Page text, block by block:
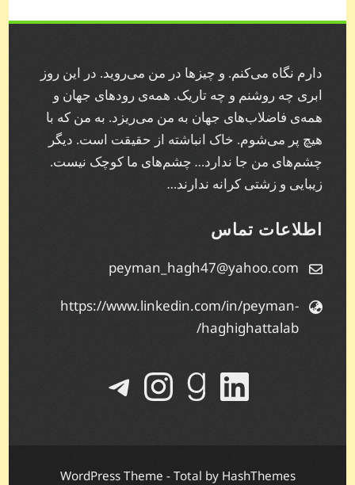
دارم نگاه می‌کنم. و چیز‌ها در من می‌روید. در این روز
ابری چه روشنم و چه تاریک. همه‌ی رودهای جهان و
همه‌ی فاضلاب‌های جهان به من می‌ریزد. به من که با
هیچ پر می‌شوم. خاک انباشته از حقیقت است. دیگر
چشم‌های من جا ندارد… چشم‌های ما کوچک نیست.
زیبایی و زشتی کرانه ندارند…
اطلاعات تماس
peyman_hagh47@yahoo.com
https://www.linkedin.com/in/peyman-
haghighattalab/
لینکداین
گودریدز
اینستاگرم
تلگرام
WordPress Theme - Totalby HashThemes